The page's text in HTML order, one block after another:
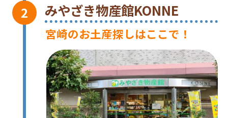
みやざき物産館KONNE
宮崎のお土産探しはここで！